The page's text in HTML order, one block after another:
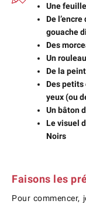
Une
De
gouache
Des
Un
De la
Des petits
yeux (ou
Un bâton
Le visuel
Noirs
Faisons les
Pour commencer,